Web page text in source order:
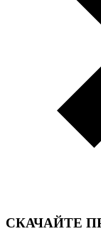
СКАЧАЙТЕ